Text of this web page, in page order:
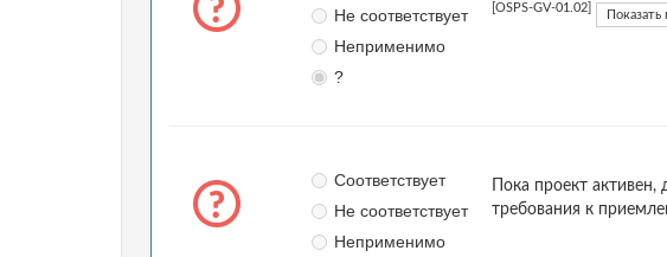
Не соответствует
Неприменимо
?
[OSPS-GV-01.02] Показать
Соответствует
Не соответствует
Неприменимо
Пока проект
требования к